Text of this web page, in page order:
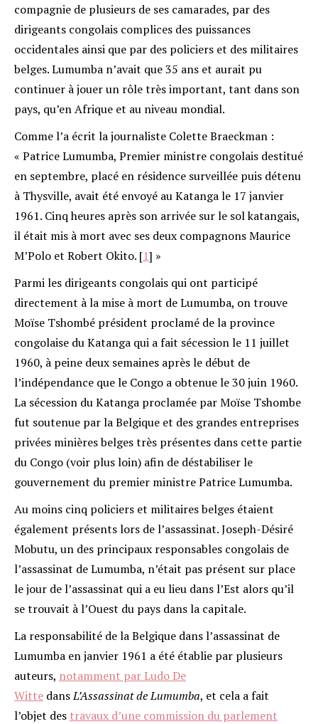
compagnie de plusieurs de ses camarades, par des
dirigeants congolais complices des puissances
occidentales ainsi que par des policiers et des militaires
belges. Lumumba n’avait que 35 ans et aurait pu
continuer à jouer un rôle très important, tant dans son
pays, qu’en Afrique et au niveau mondial.
Comme l’a écrit la journaliste Colette Braeckman :
« Patrice Lumumba, Premier ministre congolais destitué
en septembre, placé en résidence surveillée puis détenu
à Thysville, avait été envoyé au Katanga le 17 janvier
1961. Cinq heures après son arrivée sur le sol katangais,
il était mis à mort avec ses deux compagnons Maurice
M’Polo et Robert Okito. [1] »
Parmi les dirigeants congolais qui ont participé
directement à la mise à mort de Lumumba, on trouve
Moïse Tshombé président proclamé de la province
congolaise du Katanga qui a fait sécession le 11 juillet
1960, à peine deux semaines après le début de
l’indépendance que le Congo a obtenue le 30 juin 1960.
La sécession du Katanga proclamée par Moïse Tshombe
fut soutenue par la Belgique et des grandes entreprises
privées minières belges très présentes dans cette partie
du Congo (voir plus loin) afin de déstabiliser le
gouvernement du premier ministre Patrice Lumumba.
Au moins cinq policiers et militaires belges étaient
également présents lors de l’assassinat. Joseph-Désiré
Mobutu, un des principaux responsables congolais de
l’assassinat de Lumumba, n’était pas présent sur place
le jour de l’assassinat qui a eu lieu dans l’Est alors qu’il
se trouvait à l’Ouest du pays dans la capitale.
La responsabilité de la Belgique dans l’assassinat de
Lumumba en janvier 1961 a été établie par plusieurs
auteurs, notamment par Ludo De
Witte dansL’Assassinat de Lumumba, et cela a fait
l’objet des travaux d’une commission du parlement